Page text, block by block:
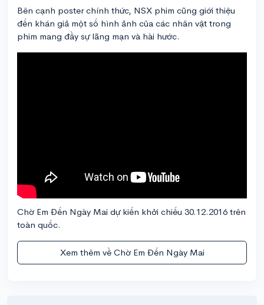
Bên cạnh poster chính thức, NSX phim cũng giới thiệu
đến khán giả một số hình ảnh của các nhân vật trong
phim mang đầy sự lãng mạn và hài hước.
Chờ Em Đến Ngày Mai dự kiến khởi chiếu 30.12.2016 trên
toàn quốc.
Xem thêm về Chờ Em Đến Ngày Mai